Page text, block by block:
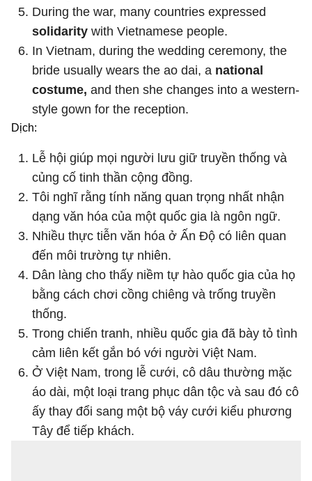
During the war, many countries expressed
solidarity with Vietnamese people.
In Vietnam, during the wedding ceremony, the
bride usually wears the ao dai, a national
costume, and then she changes into a western-
style gown for the reception.
Dịch:
Lễ hội giúp mọi người lưu giữ truyền thống và
củng cố tinh thần cộng đồng.
Tôi nghĩ rằng tính năng quan trọng nhất nhận
dạng văn hóa của một quốc gia là ngôn ngữ.
Nhiều thực tiễn văn hóa ở Ấn Độ có liên quan
đến môi trường tự nhiên.
Dân làng cho thấy niềm tự hào quốc gia của họ
bằng cách chơi cồng chiêng và trống truyền
thống.
Trong chiến tranh, nhiều quốc gia đã bày tỏ tình
cảm liên kết gắn bó với người Việt Nam.
Ở Việt Nam, trong lễ cưới, cô dâu thường mặc
áo dài, một loại trang phục dân tộc và sau đó cô
ấy thay đổi sang một bộ váy cưới kiểu phương
Tây để tiếp khách.